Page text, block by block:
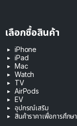
เลือกซื้อสินค้า
iPhone
iPad
Mac
Watch
TV
AirPods
EV
อุปกรณ์เสริม
สินค้าราคาเพื่อการศึกษา